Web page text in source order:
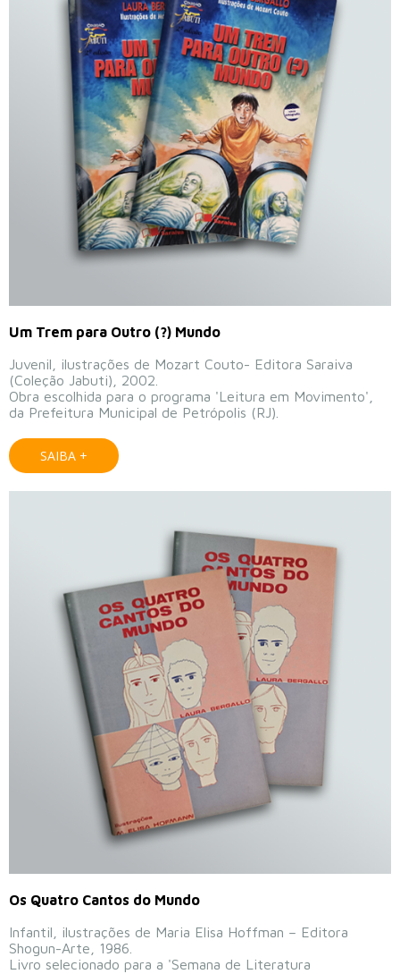
Um Trem para Outro (?) Mundo
Juvenil, ilustrações de Mozart Couto- Editora Saraiva
(Coleção Jabuti), 2002.
Obra escolhida para o programa 'Leitura em Movimento',
da Prefeitura Municipal de Petrópolis (RJ).
SAIBA +
Os Quatro Cantos do Mundo
Infantil, ilustrações de Maria Elisa Hoffman – Editora
Shogun-Arte, 1986.
Livro selecionado para a 'Semana de Literatura